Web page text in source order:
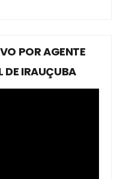
POR AGENTE
DE IRAUÇUBA